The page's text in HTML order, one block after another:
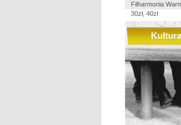
Filharmonia
30zł, 40zł
Kultura